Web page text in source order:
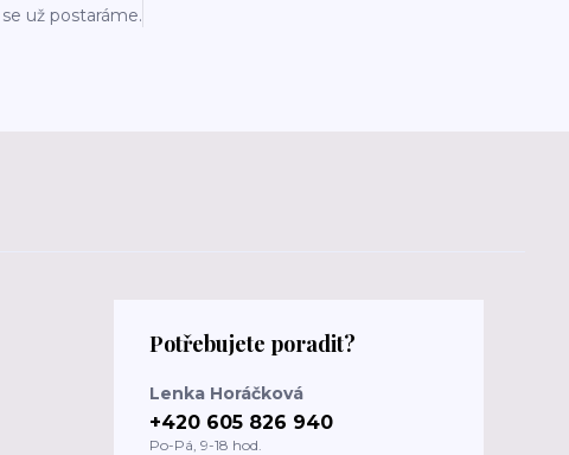
už postaráme.
Potřebujete poradit?
Lenka Horáčková
+420 605 826 940
Po-Pá, 9-18 hod.